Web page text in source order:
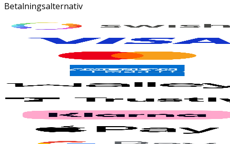
Betalningsalternativ